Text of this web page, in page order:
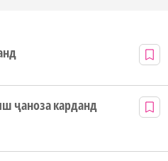
ҷаноза карданд